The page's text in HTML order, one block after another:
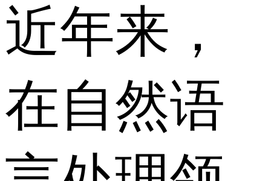
近年来，
在自然语